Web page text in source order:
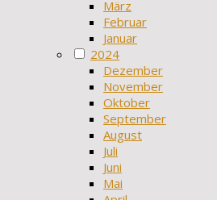
März
Februar
Januar
2024
Dezember
November
Oktober
September
August
Juli
Juni
Mai